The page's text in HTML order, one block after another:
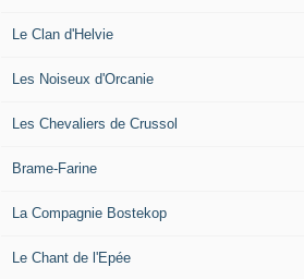
Le Clan d'Helvie
Les Noiseux d'Orcanie
Les Chevaliers de Crussol
Brame-Farine
La Compagnie Bostekop
Le Chant de l'Epée